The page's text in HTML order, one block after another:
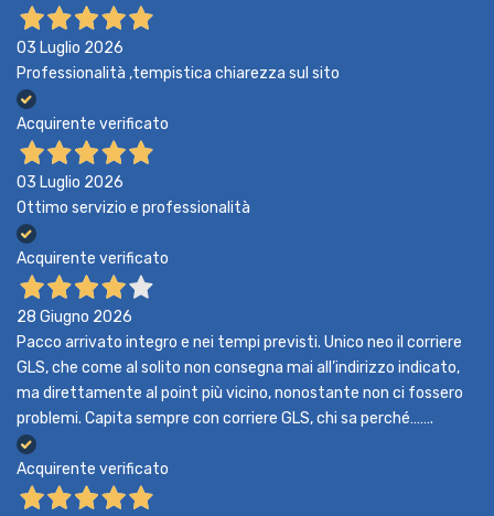
03 Luglio 2026
Professionalità ,tempistica chiarezza sul sito
Acquirente verificato
03 Luglio 2026
Ottimo servizio e professionalità
Acquirente verificato
28 Giugno 2026
Pacco arrivato integro e nei tempi previsti. Unico neo il corriere
GLS, che come al solito non consegna mai all’indirizzo indicato,
ma direttamente al point più vicino, nonostante non ci fossero
problemi. Capita sempre con corriere GLS, chi sa perché…….
Acquirente verificato